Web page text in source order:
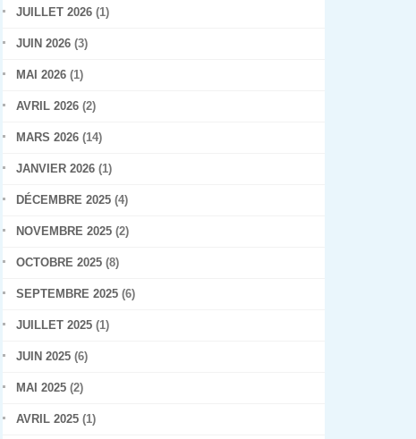
JUILLET 2026 (1)
JUIN 2026 (3)
MAI 2026 (1)
AVRIL 2026 (2)
MARS 2026 (14)
JANVIER 2026 (1)
DÉCEMBRE 2025 (4)
NOVEMBRE 2025 (2)
OCTOBRE 2025 (8)
SEPTEMBRE 2025 (6)
JUILLET 2025 (1)
JUIN 2025 (6)
MAI 2025 (2)
AVRIL 2025 (1)